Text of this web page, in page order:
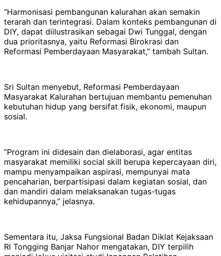
“Harmonisasi pembangunan kalurahan akan semakin
terarah dan terintegrasi. Dalam konteks pembangunan di
DIY, dapat diilustrasikan sebagai Dwi Tunggal, dengan
dua prioritasnya, yaitu Reformasi Birokrasi dan
Reformasi Pemberdayaan Masyarakat,” tambah Sultan.
Sri Sultan menyebut, Reformasi Pemberdayaan
Masyarakat Kalurahan bertujuan membantu pemenuhan
kebutuhan hidup yang bersifat fisik, ekonomi, maupun
sosial.
“Program ini didesain dan dielaborasi, agar entitas
masyarakat memiliki social skill berupa kepercayaan diri,
mampu menyampaikan aspirasi, mempunyai mata
pencaharian, berpartisipasi dalam kegiatan sosial, dan
dan mandiri dalam melaksanakan tugas-tugas
kehidupannya,” jelasnya.
Sementara itu, Jaksa Fungsional Badan Diklat Kejaksaan
RI Tongging Banjar Nahor mengatakan, DIY terpilih